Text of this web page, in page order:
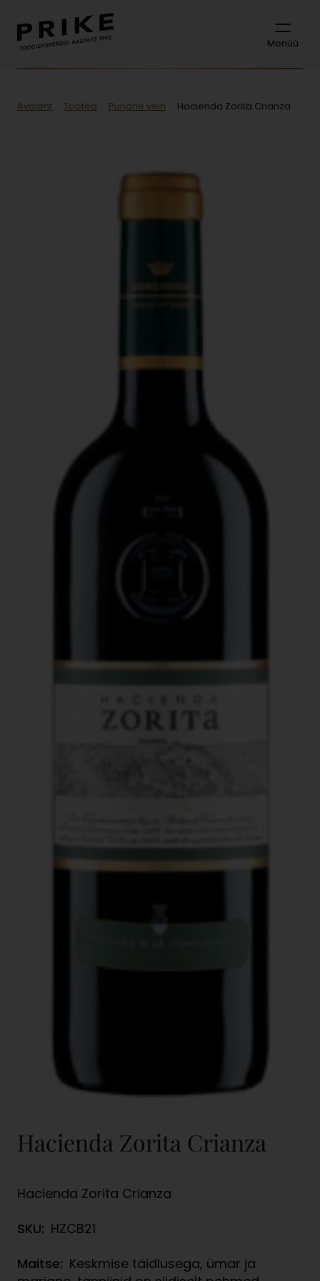
Menüü
Avaleht Tooted Punane vein Hacienda Zorita Crianza
Hacienda Zorita Crianza
Hacienda Zorita Crianza
SKU: HZCB21
Maitse: Keskmise täidlusega, ümar ja